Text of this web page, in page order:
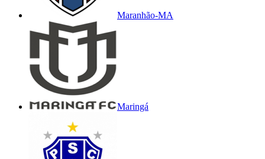
Maranhão-MA
Maringá